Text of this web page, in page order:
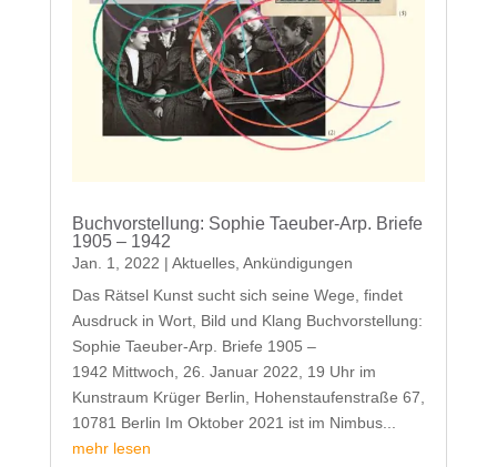
Buchvorstellung: Sophie Taeuber-Arp. Briefe
1905 – 1942
Jan. 1, 2022 | Aktuelles, Ankündigungen
Das Rätsel Kunst sucht sich seine Wege, findet
Ausdruck in Wort, Bild und Klang Buchvorstellung:
Sophie Taeuber-Arp. Briefe 1905 –
1942 Mittwoch, 26. Januar 2022, 19 Uhr im
Kunstraum Krüger Berlin, Hohenstaufenstraße 67,
10781 Berlin Im Oktober 2021 ist im Nimbus...
mehr lesen